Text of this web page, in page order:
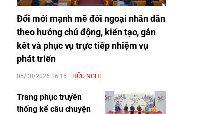
Đổi mới mạnh mẽ đối ngoại nhân dân
theo hướng chủ động, kiến tạo, gắn
kết và phục vụ trực tiếp nhiệm vụ
phát triển
05/08/2026 16:15 HỮU NGHỊ
Trang phục truyền
thống kể câu chuyện